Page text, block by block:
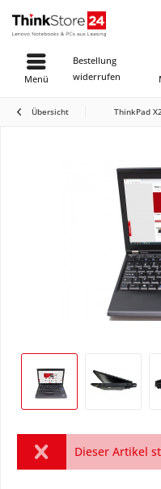
Bestellung
widerrufen
Menü
Übersicht ThinkPad
Dieser Artikel